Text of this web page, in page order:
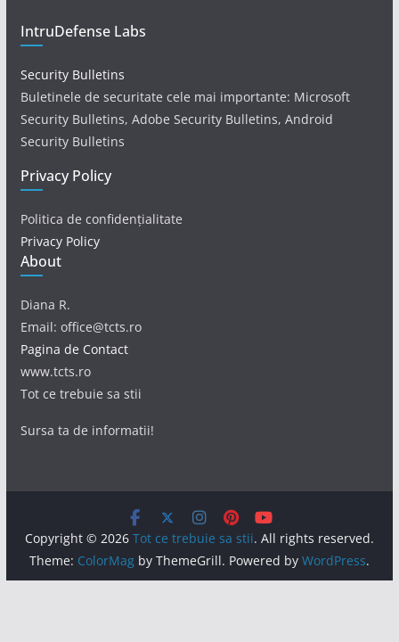
IntruDefense Labs
Security Bulletins
Buletinele de securitate cele mai importante: Microsoft
Security Bulletins, Adobe Security Bulletins, Android
Security Bulletins
Privacy Policy
Politica de confidențialitate
Privacy Policy
About
Diana R.
Email: office@tcts.ro
Pagina de Contact
www.tcts.ro
Tot ce trebuie sa stii
Sursa ta de informatii!
Copyright © 2026 Tot ce trebuie sa stii. All rights reserved.
Theme: ColorMagby ThemeGrill. Powered by WordPress.